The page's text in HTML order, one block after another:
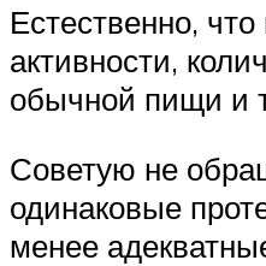
Естественно,
активности,
обычной пищи и
Советую не
одинаковые
менее